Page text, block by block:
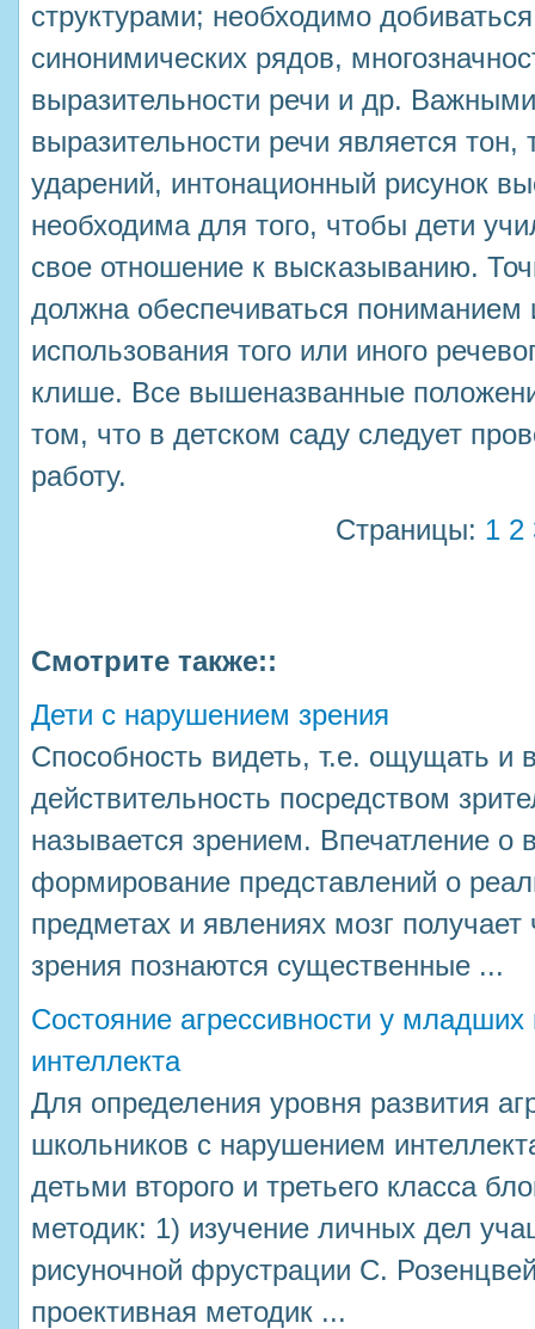
структурами; необходимо
синонимических рядов,
выразительности речи и др.
выразительности речи является
ударений, интонационный рисунок
необходима для того, чтобы дети
свое отношение к высказыванию.
должна обеспечиваться пониманием
использования того или иного
клише. Все вышеназванные
том, что в детском саду следует
работу.
Страницы: 1 2
Смотрите также::
Дети с нарушением зрения
Способность видеть, т.е. ощущать
действительность посредством
называется зрением. Впечатление
формирование представлений о
предметах и явлениях мозг
зрения познаются существенные ...
Состояние агрессивности у
интеллекта
Для определения уровня развития
школьников с нарушением
детьми второго и третьего класса
методик: 1) изучение личных дел
рисуночной фрустрации С.
проективная методик ...